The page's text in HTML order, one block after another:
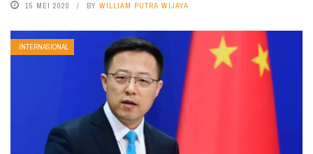
15 MEI 2020 BY WILLIAM PUTRA WIJAYA
INTERNASIONAL